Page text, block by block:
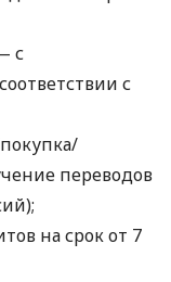
с
с
переводов
на срок от 7